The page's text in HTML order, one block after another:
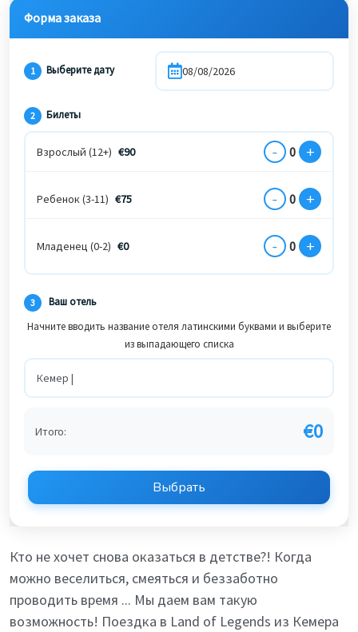
Форма заказа
1 Выберите дату
2 Билеты
Взрослый (12+) €90 - 0 +
Ребенок (3-11) €75 - 0 +
Младенец (0-2) €0 - 0 +
3
Ваш отель
Начните вводить название отеля латинскими буквами и выберите
из выпадающего списка
Итого: €0
Выбрать
Кто не хочет снова оказаться в детстве?! Когда
можно веселиться, смеяться и беззаботно
проводить время ... Мы даем вам такую
возможность! Поездка в Land of Legends из Кемера